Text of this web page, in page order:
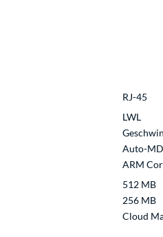
RJ-45
LWL
Auto-
ARM
512 MB
256 MB
Cloud